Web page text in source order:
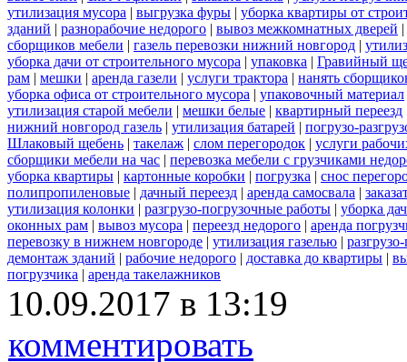
утилизация мусора | выгрузка фуры | уборка квартиры от
зданий | разнорабочие недорого | вывоз межкомнатных дверей |
сборщиков мебели | газель перевозки нижний новгород |
уборка дачи от строительного мусора | упаковка | Гравийный
рам | мешки | аренда газели | услуги трактора | нанять
уборка офиса от строительного мусора | упаковочный материал
утилизация старой мебели | мешки белые | квартирный переезд
нижний новгород газель | утилизация батарей | погрузо-
Шлаковый щебень | такелаж | слом перегородок | услуги
сборщики мебели на час | перевозка мебели с грузчиками
уборка квартиры | картонные коробки | погрузка | снос
полипропиленовые | дачный переезд | аренда самосвала |
утилизация колонки | разгрузо-погрузочные работы | уборка
оконных рам | вывоз мусора | переезд недорого | аренда
перевозку в нижнем новгороде | утилизация газелью |
демонтаж зданий | рабочие недорого | доставка до квартиры |
погрузчика | аренда такелажников
10.09.2017 в 13:19
комментировать